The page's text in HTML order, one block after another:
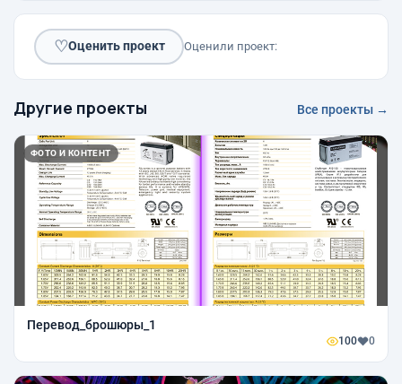
♡Оценить проект Оценили проект:
Другие проекты Все проекты →
ФОТО И КОНТЕНТ
Перевод_брошюры_1
100 0